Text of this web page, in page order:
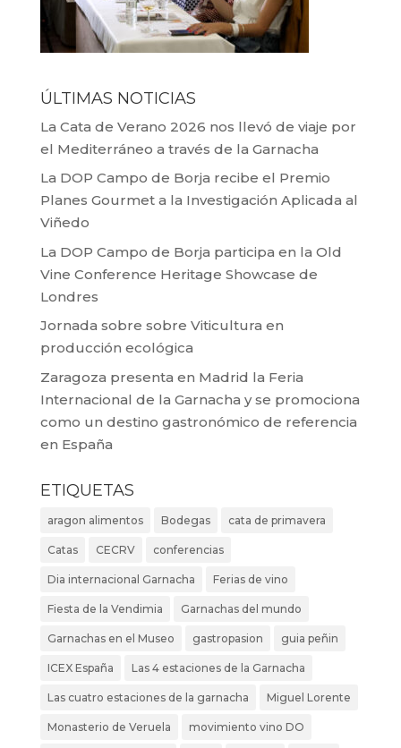
ÚLTIMAS NOTICIAS
La Cata de Verano 2026 nos llevó de viaje por
el Mediterráneo a través de la Garnacha
La DOP Campo de Borja recibe el Premio
Planes Gourmet a la Investigación Aplicada al
Viñedo
La DOP Campo de Borja participa en la Old
Vine Conference Heritage Showcase de
Londres
Jornada sobre sobre Viticultura en
producción ecológica
Zaragoza presenta en Madrid la Feria
Internacional de la Garnacha y se promociona
como un destino gastronómico de referencia
en España
ETIQUETAS
aragon alimentos Bodegas cata de primavera
Catas CECRV conferencias
Dia internacional Garnacha Ferias de vino
Fiesta de la Vendimia Garnachas del mundo
Garnachas en el Museo gastropasion guia peñin
ICEX España Las 4 estaciones de la Garnacha
Las cuatro estaciones de la garnacha Miguel Lorente
Monasterio de Veruela movimiento vino DO